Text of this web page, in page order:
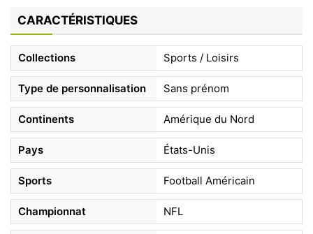
CARACTÉRISTIQUES
Collections Sports / Loisirs
Type de personnalisation Sans prénom
Continents Amérique du Nord
Pays États-Unis
Sports Football Américain
Championnat NFL